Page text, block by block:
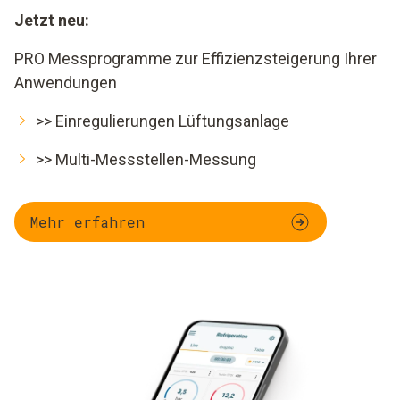
Jetzt neu:
PRO Messprogramme zur Effizienzsteigerung Ihrer
Anwendungen
>> Einregulierungen Lüftungsanlage
>> Multi-Messstellen-Messung
Mehr erfahren